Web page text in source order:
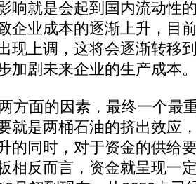
响就是会起到国内流动性
企业成本的逐渐上升，目
现上调，这将会逐渐转移
加剧未来企业的生产成本
方面的因素，最终一个最
就是两桶石油的挤出效应
的同时，对于资金的供给
相反而言，资金就呈现一